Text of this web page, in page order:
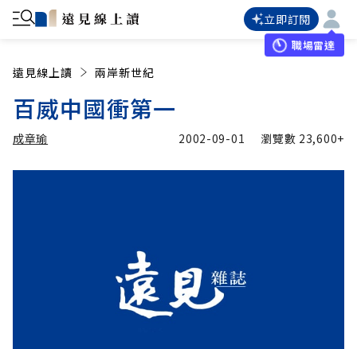
立即訂閱
職場雷達
遠見線上讀 兩岸新世紀
百威中國衝第一
成章瑜 2002-09-01 瀏覽數 23,600+